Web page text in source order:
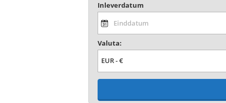
Inleverdatum
Valuta: